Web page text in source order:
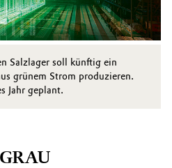
Salzlager soll künftig ein
grünem Strom produzieren.
Jahr geplant.